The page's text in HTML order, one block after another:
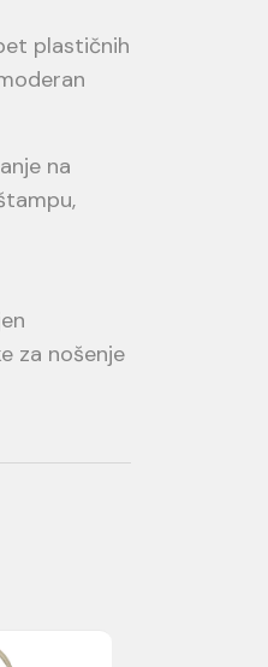
plastičnih
na
za nošenje